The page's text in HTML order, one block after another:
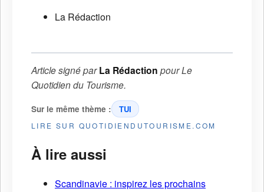
La Rédaction
Article signé parLa Rédaction pourLe
Quotidien du Tourisme.
Sur le même thème : TUI
LIRE SUR QUOTIDIENDUTOURISME.COM
À lire aussi
Scandinavie : inspirez les prochains